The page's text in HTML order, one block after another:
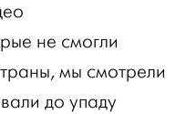
не смогли
мы смотрели
до упаду